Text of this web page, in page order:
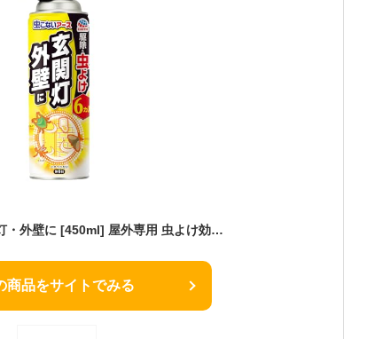
虫こないアース 玄関灯・外壁に [450ml] 屋外専用 虫よけ効果約6ヵ月続く長日数持続タイプ カメムシ 羽アリ ガ (アース製薬)
商品をサイトでみる